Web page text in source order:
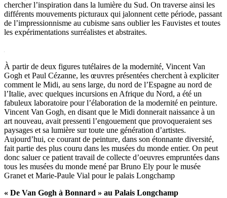
chercher l’inspiration dans la lumière du Sud. On traverse ainsi les
différents mouvements picturaux qui jalonnent cette période, passant
de l’impressionnisme au cubisme sans oublier les Fauvistes et toutes
les expérimentations surréalistes et abstraites.
À partir de deux figures tutélaires de la modernité, Vincent Van
Gogh et Paul Cézanne, les œuvres présentées cherchent à expliciter
comment le Midi, au sens large, du nord de l’Espagne au nord de
l’Italie, avec quelques incursions en Afrique du Nord, a été un
fabuleux laboratoire pour l’élaboration de la modernité en peinture.
Vincent Van Gogh, en disant que le Midi donnerait naissance à un
art nouveau, avait pressenti l’engouement que provoqueraient ses
paysages et sa lumière sur toute une génération d’artistes.
Aujourd’hui, ce courant de peinture, dans son étonnante diversité,
fait partie des plus couru dans les musées du monde entier. On peut
donc saluer ce patient travail de collecte d’oeuvres empruntées dans
tous les musées du monde mené par Bruno Ely pour le musée
Granet et Marie-Paule Vial pour le palais Longchamp
« De Van Gogh à Bonnard » au Palais Longchamp